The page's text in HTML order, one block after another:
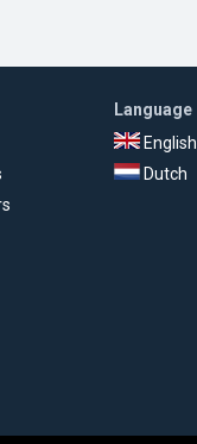
Language
English
Dutch